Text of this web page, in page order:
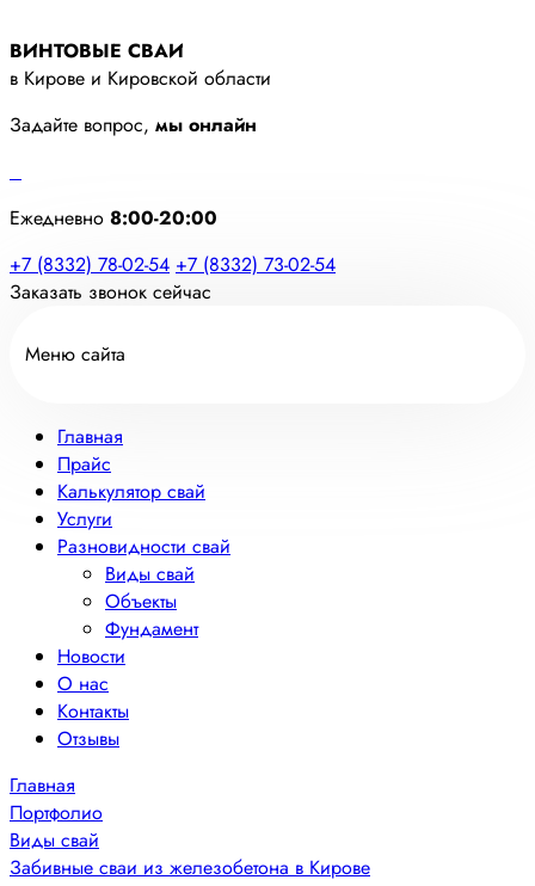
ВИНТОВЫЕ СВАИ
в Кирове и Кировской области
Задайте вопрос, мы онлайн
Ежедневно 8:00-20:00
+7 (8332) 78-02-54 +7 (8332) 73-02-54
Заказать звонок сейчас
Меню сайта
Главная
Прайс
Калькулятор свай
Услуги
Разновидности свай
Виды свай
Объекты
Фундамент
Новости
О нас
Контакты
Отзывы
Главная
Портфолио
Виды свай
Забивные сваи из железобетона в Кирове